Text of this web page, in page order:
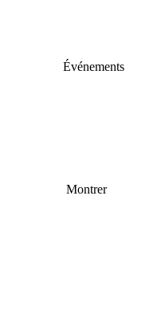
Événements
Montrer